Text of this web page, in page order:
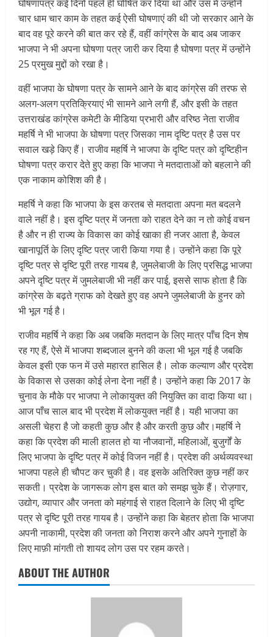
घोषणापत्र कई दिनों पहले ही घोषित कर दिया था और उस में उन्होंने
चार धाम चार काम के तहत कई ऐसी घोषणाएं की थी जो सरकार आने के
बाद वह पूरे करने की बात कर रहे हैं, वहीं कांग्रेस के बाद अब जाकर
भाजपा ने भी अपना घोषणा पत्र जारी कर दिया है घोषणा पत्र में उन्होंने
25 प्रमुख मुद्दों को रखा है।
वहीं भाजपा के घोषणा पत्र के सामने आने के बाद कांग्रेस की तरफ से
अलग-अलग प्रतिक्रियाएं भी सामने आने लगी हैं, और इसी के तहत
उत्तराखंड कांग्रेस कमेटी के मीडिया प्रभारी और वरिष्ठ नेता राजीव
महर्षि ने भी भाजपा के घोषणा पत्र जिसका नाम दृष्टि पत्र है उस पर
सवाल खड़े किए हैं। राजीव महर्षि ने भाजपा के दृष्टि पत्र को दृष्टिहीन
घोषणा पत्र करार देते हुए कहा कि भाजपा ने मतदाताओं को बहलाने की
एक नाकाम कोशिश की है।
महर्षि ने कहा कि भाजपा के इस करतब से मतदाता अपना मत बदलने
वाले नहीं है। इस दृष्टि पत्र में जनता को राहत देने का न तो कोई वचन
है और न ही राज्य के विकास का कोई खाका ही नजर आता है, केवल
खानापूर्ति के लिए दृष्टि पत्र जारी किया गया है। उन्होंने कहा कि पूरे
दृष्टि पत्र से दृष्टि पूरी तरह गायब है, जुमलेबाजी के लिए प्रसिद्ध भाजपा
अपने दृष्टि पत्र में जुमलेबाजी भी नहीं कर पाई, इससे साफ होता है कि
कांग्रेस के बढ़ते ग्राफ को देखते हुए वह अपने जुमलेबाजी के हुनर को
भी भूल गई है।
राजीव महर्षि ने कहा कि अब जबकि मतदान के लिए मात्र पाँच दिन शेष
रह गए हैं, ऐसे में भाजपा शब्दजाल बुनने की कला भी भूल गई है जबकि
केवल इसी एक फन में उसे महारत हासिल है। लोक कल्याण और प्रदेश
के विकास से उसका कोई लेना देना नहीं है। उन्होंने कहा कि 2017 के
चुनाव के मौके पर भाजपा ने लोकायुक्त की नियुक्ति का वादा किया था।
आज पाँच साल बाद भी प्रदेश में लोकयुक्त नहीं है। यही भाजपा का
असली चेहरा है जो कहती कुछ और है और करती कुछ और।महर्षि ने
कहा कि प्रदेश की माली हालत हो या नौजवानों, महिलाओं, बुजुर्गों के
लिए भाजपा के दृष्टि पत्र में कोई विजन नहीं है। प्रदेश की अर्थव्यवस्था
भाजपा पहले ही चौपट कर चुकी है। वह इसके अतिरिक्त कुछ नहीं कर
सकती। प्रदेश के जागरूक लोग इस बात को समझ चुके हैं। रोज़गार,
उद्योग, व्यापार और जनता को महंगाई से राहत दिलाने के लिए भी दृष्टि
पत्र से दृष्टि पूरी तरह गायब है। उन्होंने कहा कि बेहतर होता कि भाजपा
अपनी नाकामी, प्रदेश की जनता को निराश करने और अपने गुनाहों के
लिए माफ़ी मांगती तो शायद लोग उस पर रहम करते।
ABOUT THE AUTHOR